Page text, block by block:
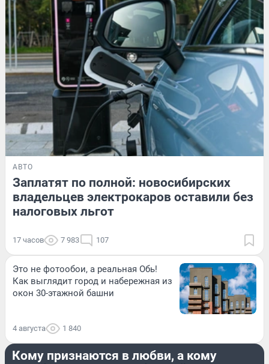
АВТО
Заплатят по полной: новосибирских
владельцев электрокаров оставили без
налоговых льгот
17 часов 7 983 107
Это не фотообои, а реальная Обь!
Как выглядит город и набережная из
окон 30-этажной башни
4 августа 1 840
ОН И ОНА
Кому признаются в любви, а кому